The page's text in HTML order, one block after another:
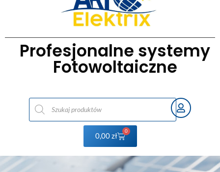
Profesjonalne systemy
Fotowoltaiczne
0,00zł
0